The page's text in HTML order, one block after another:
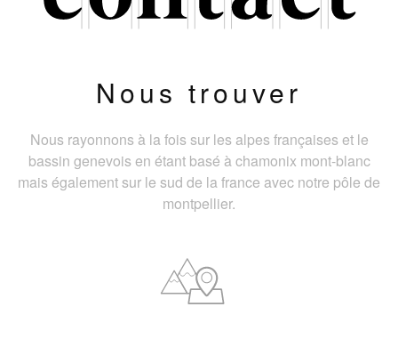
Nous trouver
Nous rayonnons à la fois sur les alpes françaises et le
bassin genevois en étant basé à chamonix mont-blanc
mais également sur le sud de la france avec notre pôle de
montpellier.